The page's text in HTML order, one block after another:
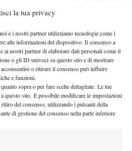
la tua privacy
e i nostri partner utilizziamo tecnologie come i
alle informazioni del dispositivo. Il consenso a
ai nostri partner di elaborare dati personali come il
o gli ID univoci su questo sito e di mostrare
o ritirare il consenso può influire
e funzioni.
sopra o per fare scelte dettagliate. Le tue
a questo sito. È possibile modificare le impostazioni
del consenso, utilizzando i pulsanti della
di gestione del consenso nella parte inferiore
(21 Novembre)